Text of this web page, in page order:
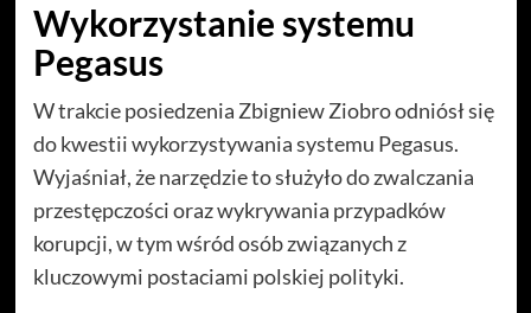
Wykorzystanie systemu
Pegasus
W trakcie posiedzenia Zbigniew Ziobro odniósł się
do kwestii wykorzystywania systemu Pegasus.
Wyjaśniał, że narzędzie to służyło do zwalczania
przestępczości oraz wykrywania przypadków
korupcji, w tym wśród osób związanych z
kluczowymi postaciami polskiej polityki.